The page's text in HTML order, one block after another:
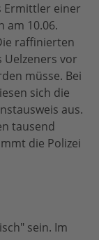
Ermittler einer
am 10.06.
raffinierten
Uelzeners vor
müsse. Bei
sich die
aus.
tausend
die Polizei
sein. Im